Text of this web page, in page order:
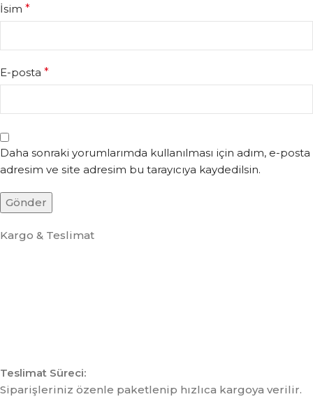
İsim *
E-posta *
Daha sonraki yorumlarımda kullanılması için adım, e-posta
adresim ve site adresim bu tarayıcıya kaydedilsin.
Kargo & Teslimat
Teslimat Süreci:
Siparişleriniz özenle paketlenip hızlıca kargoya verilir.